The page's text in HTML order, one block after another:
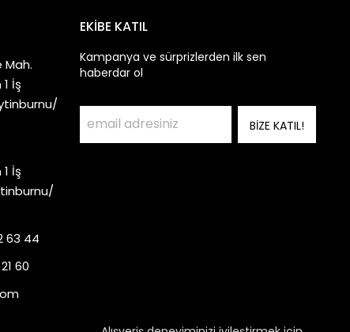
İş
İş
63 44
60
EKİBE KATIL
Kampanya ve sürprizlerden ilk sen
haberdar ol
BİZE KATIL!